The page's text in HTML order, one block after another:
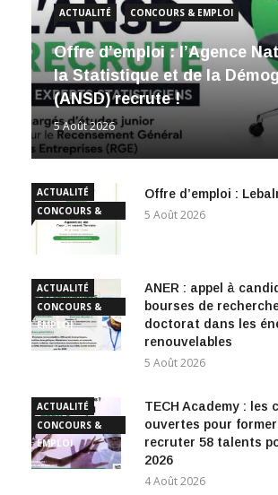
ACTUALITÉ CONCOURS & EMPLOI
Offre d’emploi : l’Agence
la Statistique et de la
(ANSD) recrute !
5 Août 2026
ACTUALITÉ
CONCOURS &
EMPLOI
Offre d’emploi :
5 Août 2026
ACTUALITÉ
CONCOURS &
EMPLOI
ANER : appel à
bourses de
doctorat dans les
renouvelables
5 Août 2026
ACTUALITÉ
CONCOURS &
EMPLOI
TECH Academy : les
ouvertes pour
recruter 58 talents
2026
4 Août 2026